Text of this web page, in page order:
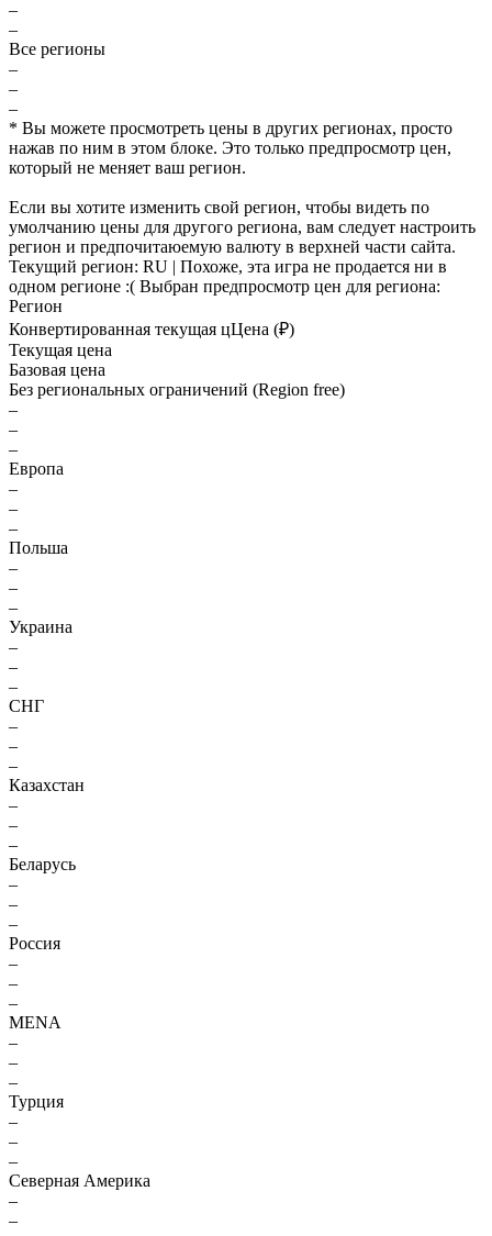
–
–
Все регионы
–
–
–
* Вы можете просмотреть цены в других регионах, просто
нажав по ним в этом блоке. Это только предпросмотр цен,
который не меняет ваш регион.
Если вы хотите изменить свой регион, чтобы видеть по
умолчанию цены для другого региона, вам следует настроить
регион и предпочитаюемую валюту в верхней части сайта.
Текущий регион: RU | Похоже, эта игра не продается ни в
одном регионе :( Выбран предпросмотр цен для региона:
Регион
Конвертированная текущая цЦена (₽)
Текущая цена
Базовая цена
Без региональных ограничений (Region free)
–
–
–
Европа
–
–
–
Польша
–
–
–
Украина
–
–
–
СНГ
–
–
–
Казахстан
–
–
–
Беларусь
–
–
–
Россия
–
–
–
MENA
–
–
–
Турция
–
–
–
Северная Америка
–
–